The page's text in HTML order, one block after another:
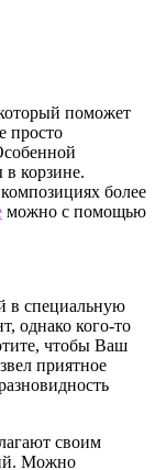
поможет
просто
корзине.
более
можно с помощью
в специальную
однако кого-то
чтобы Ваш
приятное
своим
Можно